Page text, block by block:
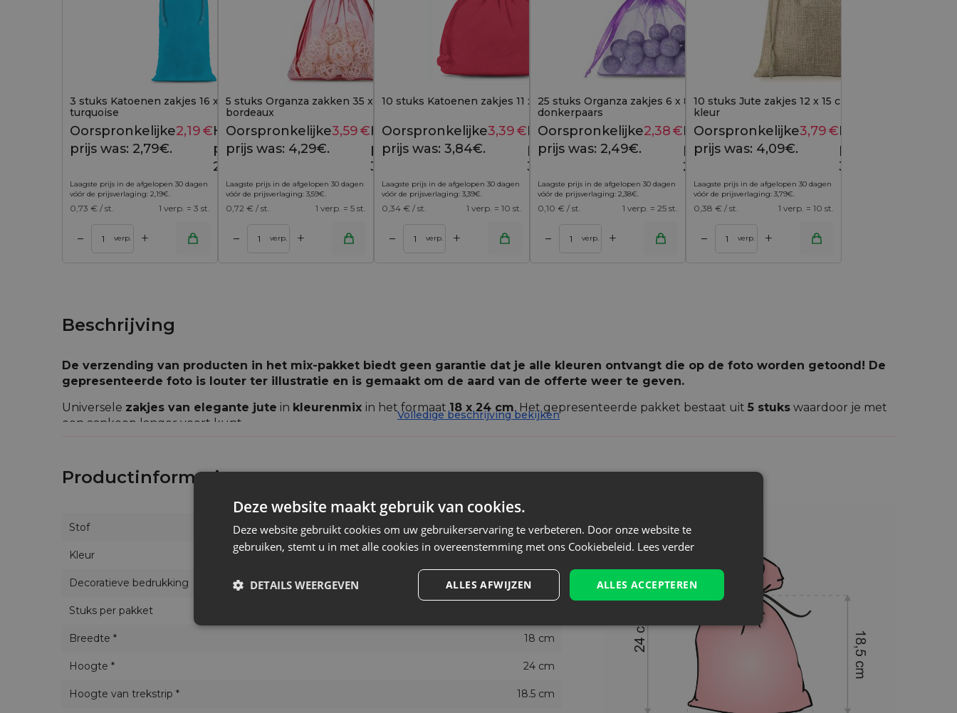
3 stuks Katoenen zakjes 16 x 37 cm -
turquoise
2,79 €
Oorspronkelijke
prijs was: 2,79€.
2,19€Huidige
prijs is:
2,19€.
Laagste prijs in de afgelopen 30 dagen
vóór de prijsverlaging: 2,19€.
0,73 € / st. 1 verp. = 3 st.
– verp. +
5 stuks Organza zakken 35 x 50 cm -
bordeaux
4,29 €
Oorspronkelijke
prijs was: 4,29€.
3,59€Huidige
prijs is:
3,59€.
Laagste prijs in de afgelopen 30 dagen
vóór de prijsverlaging: 3,59€.
0,72 € / st. 1 verp. = 5 st.
– verp. +
10 stuks Katoenen zakjes 11 x 14 cm - rood
3,84 €
Oorspronkelijke
prijs was: 3,84€.
3,39€Huidige
prijs is:
3,39€.
Laagste prijs in de afgelopen 30 dagen
vóór de prijsverlaging: 3,39€.
0,34 € / st. 1 verp. = 10 st.
– verp. +
Toevoegen aan winkelwagen
25 stuks Organza zakjes 6 x 8 cm -
donkerpaars
2,49 €
Oorspronkelijke
prijs was: 2,49€.
2,38€Huidige
prijs is:
2,38€.
Laagste prijs in de afgelopen 30 dagen
vóór de prijsverlaging: 2,38€.
0,10 € / st. 1 verp. = 25 st.
– verp. +
Toevoegen aan winkelwagen
10 stuks Jute zakjes 12 x 15 cm - natuurlijke
kleur
Oorspronkelijke
prijs was: 4,09€.
3,79€Huidige
prijs is:
3,79€.
Laagste prijs in de afgelopen 30 dagen
vóór de prijsverlaging: 3,79€.
0,38 € / st. 1 verp. = 10 st.
– verp. +
Toevoegen aan winkelwagen
Beschrijving
De verzending van producten in het mix-pakket biedt geen garantie dat je alle kleuren ontvangt die op de foto worden getoond! De
gepresenteerde foto is louter ter illustratie en is gemaakt om de aard van de offerte weer te geven.
Universele zakjes van elegante jute in kleurenmix in het formaat18 x 24 cm. Het gepresenteerde pakket bestaat uit 5 stuks waardoor je met
een aankoop langer voort kunt.
eigenschap van het absorberen van vocht en het afgeven van vocht aan de omgeving, daarom zijn veranderende omstandigheden voor jute
De jutezakjes in ons aanbod bieden een ruime keuze omdat vele modellen speciaal in veel
verschillende kleuren
garandeert tevredenheid en zorgt ervoor dat iedereen iets vindt waarmee hij blij is.
Volledige beschrijving bekijken
Productinformatie
Stof Jute
Kleur Kleur mix
Decoratieve bedrukking
Stuks per pakket
Breedte * 18 cm
Hoogte * 24 cm
Hoogte van trekstrip * 18.5 cm
Deze website maakt gebruik van cookies.
Deze website gebruikt cookies om uw gebruikerservaring te verbeteren. Door onze website te
gebruiken, stemt u in met alle cookies in overeenstemming met ons Cookiebeleid. Lees verder
ALLES ACCEPTEREN
ALLES AFWIJZEN
DETAILS WEERGEVEN